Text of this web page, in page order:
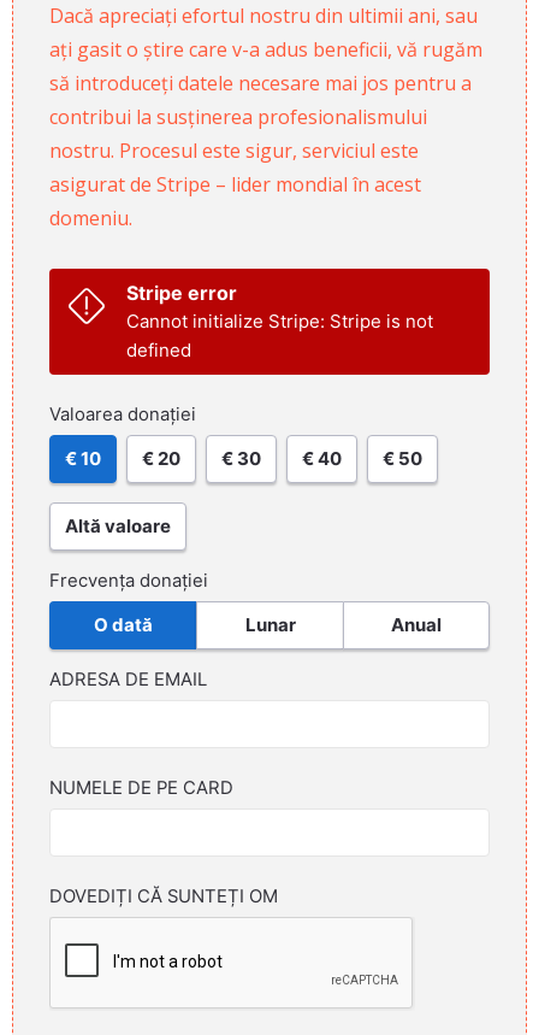
Dacă apreciați efortul nostru din ultimii ani, sau
ați gasit o știre care v-a adus beneficii, vă rugăm
să introduceți datele necesare mai jos pentru a
contribui la susținerea profesionalismului
nostru. Procesul este sigur, serviciul este
asigurat de Stripe – lider mondial în acest
domeniu.
Stripe error
Cannot initialize Stripe: Stripe is not
defined
Valoarea donației
€ 10 € 20 € 30 € 40 € 50
Altă valoare
Frecvența donației
O dată Lunar Anual
ADRESA DE EMAIL
NUMELE DE PE CARD
DOVEDIȚI CĂ SUNTEȚI OM